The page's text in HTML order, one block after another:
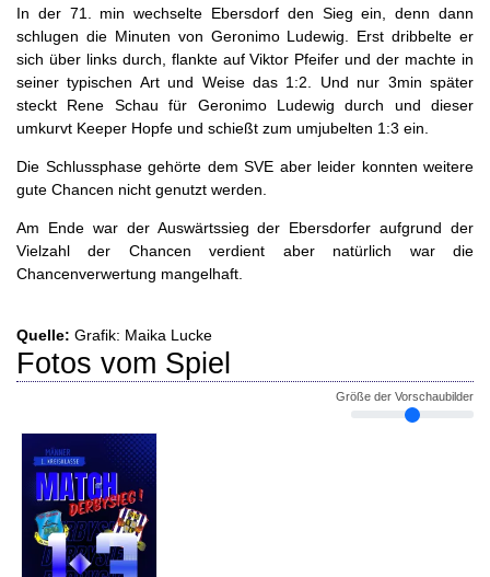
In der 71. min wechselte Ebersdorf den Sieg ein, denn dann
schlugen die Minuten von Geronimo Ludewig. Erst dribbelte er
sich über links durch, flankte auf Viktor Pfeifer und der machte in
seiner typischen Art und Weise das 1:2. Und nur 3min später
steckt Rene Schau für Geronimo Ludewig durch und dieser
umkurvt Keeper Hopfe und schießt zum umjubelten 1:3 ein.
Die Schlussphase gehörte dem SVE aber leider konnten weitere
gute Chancen nicht genutzt werden.
Am Ende war der Auswärtssieg der Ebersdorfer aufgrund der
Vielzahl der Chancen verdient aber natürlich war die
Chancenverwertung mangelhaft.
Quelle: Grafik: Maika Lucke
Fotos vom Spiel
Größe der Vorschaubilder